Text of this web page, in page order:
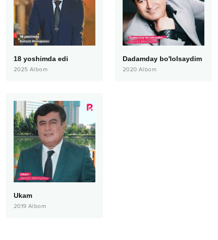
18 yoshimda edi
2025 Albom
Dadamday bo'lolsaydim
2020 Albom
Ukam
2019 Albom